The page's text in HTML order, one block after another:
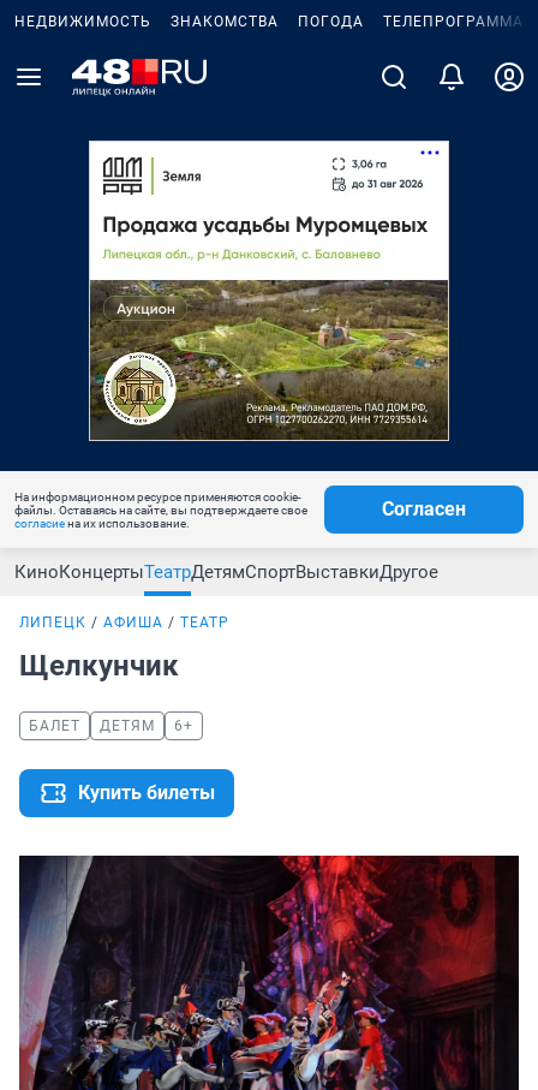
НЕДВИЖИМОСТЬ ЗНАКОМСТВА ПОГОДА ТЕЛЕПРОГРАММА
На информационном ресурсе применяются cookie-
файлы. Оставаясь на сайте, вы подтверждаете свое
согласиена их использование.
Согласен
КиноКонцертыТеатрДетямСпортВыставкиДругое
ЛИПЕЦК АФИША ТЕАТР
Щелкунчик
БАЛЕТ ДЕТЯМ 6+
Купить билеты